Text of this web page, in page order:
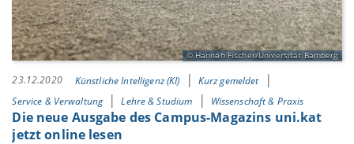
Hannah Fischer/Universität Bamberg
23.12.2020 Künstliche Intelligenz (KI)
Kurz gemeldet
Service & Verwaltung
Lehre & Studium Wissenschaft & Praxis
Die neue Ausgabe des Campus-Magazins uni.kat
jetzt online lesen